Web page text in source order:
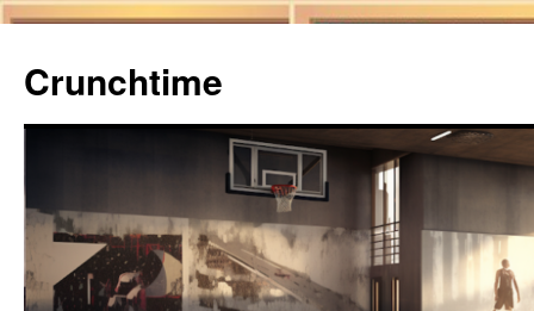
de
inhoud
Crunchtime